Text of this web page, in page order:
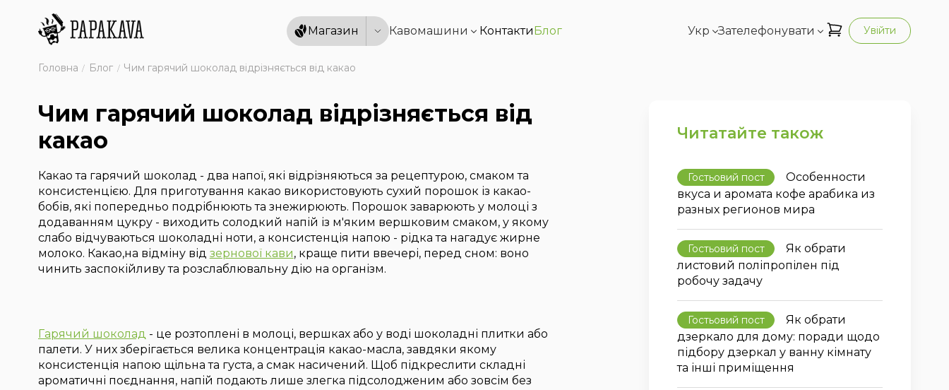
Магазин Кавомашини КонтактиБлог Укр Зателефонувати Увійти
Головна Блог Чим гарячий шоколад відрізняється від какао
Чим гарячий шоколад відрізняється від
какао
Какао та гарячий шоколад - два напої, які відрізняються за рецептурою, смаком та
консистенцією. Для приготування какао використовують сухий порошок із какао-
бобів, які попередньо подрібнюють та знежирюють. Порошок заварюють у молоці з
додаванням цукру - виходить солодкий напій із м'яким вершковим смаком, у якому
слабо відчуваються шоколадні ноти, а консистенція напою - рідка та нагадує жирне
молоко. Какао,на відміну від зернової кави, краще пити ввечері, перед сном: воно
чинить заспокійливу та розслаблювальну дію на організм.
Гарячий шоколад - це розтоплені в молоці, вершках або у воді шоколадні плитки або
палети. У них зберігається велика концентрація какао-масла, завдяки якому
консистенція напою щільна та густа, а смак насичений. Щоб підкреслити складні
ароматичні поєднання, напій подають лише злегка підсолодженим або зовсім без
Читатайте також
Гостьовий пост
Особенности
вкуса и аромата кофе арабика из
разных регионов мира
Гостьовий пост
Як обрати
листовий поліпропілен під
робочу задачу
Гостьовий пост
Як обрати
дзеркало для дому: поради щодо
підбору дзеркал у ванну кімнату
та інші приміщення